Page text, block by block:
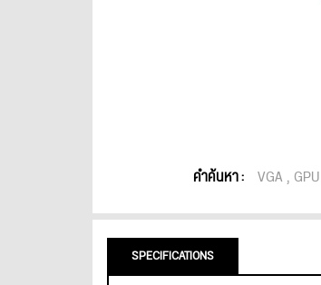
คำค้นหา : VGA GPU
SPECIFICATIONS